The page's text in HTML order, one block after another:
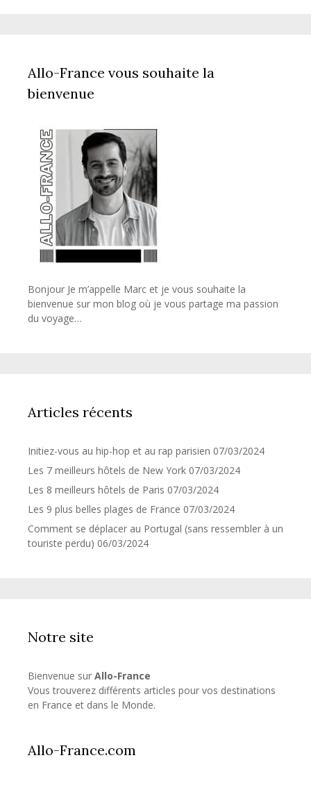
Allo-France vous souhaite la
bienvenue
Bonjour Je m’appelle Marc et je vous souhaite la
bienvenue sur mon blog où je vous partage ma passion
du voyage…
Articles récents
Initiez-vous au hip-hop et au rap parisien 07/03/2024
Les 7 meilleurs hôtels de New York 07/03/2024
Les 8 meilleurs hôtels de Paris 07/03/2024
Les 9 plus belles plages de France 07/03/2024
Comment se déplacer au Portugal (sans ressembler à un
touriste perdu) 06/03/2024
Notre site
Bienvenue sur Allo-France
Vous trouverez différents articles pour vos destinations
en France et dans le Monde.
Allo-France.com